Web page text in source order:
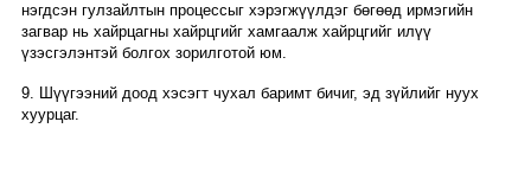
нэгдсэн гулзайлтын процессыг хэрэгжүүлдэг бөгөөд ирмэгийн
загвар нь хайрцагны хайрцгийг хамгаалж хайрцгийг илүү
үзэсгэлэнтэй болгох зорилготой юм.
9. Шүүгээний доод хэсэгт чухал баримт бичиг, эд зүйлийг нуух
хуурцаг.